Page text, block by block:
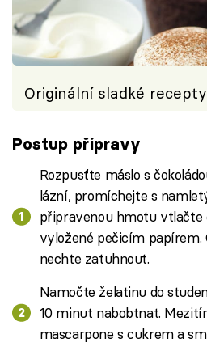
Originální sladké
Postup přípravy
Rozpusťte máslo s
lázní, promíchejte s
připravenou hmotu
vyložené pečicím papírem.
nechte zatuhnout.
Namočte želatinu do
10 minut nabobtnat.
mascarpone s cukrem a